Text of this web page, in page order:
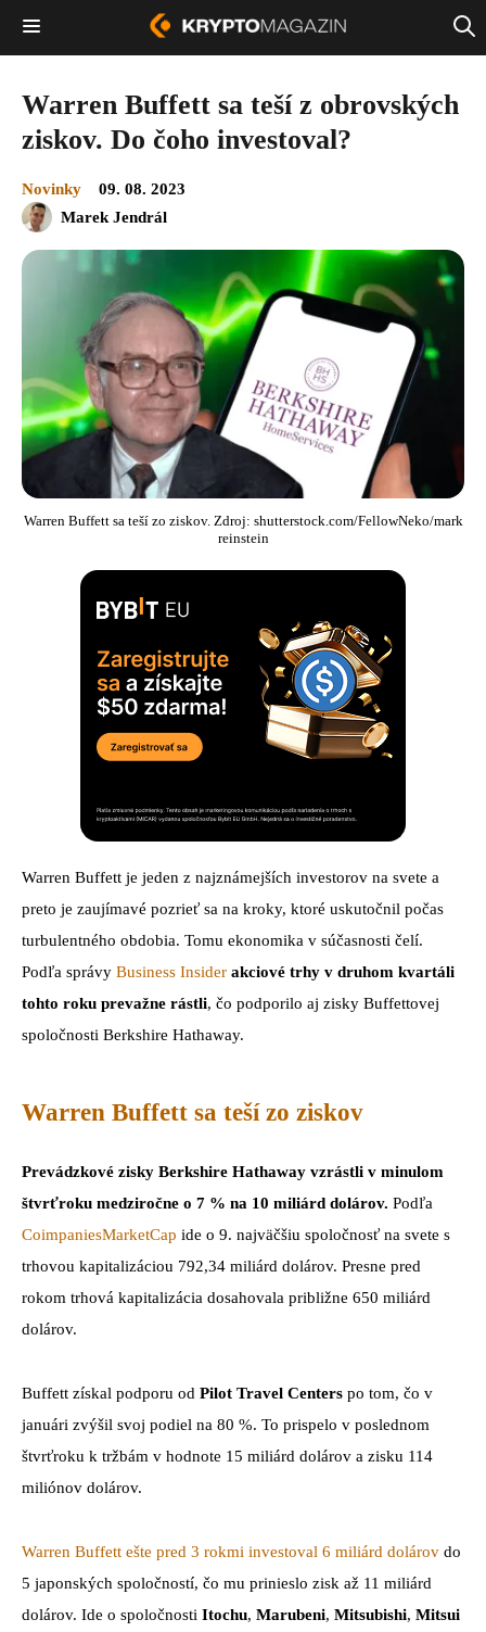
Warren Buffett sa teší z obrovských
ziskov. Do čoho investoval?
Novinky
09. 08. 2023
Marek Jendrál
Warren Buffett sa teší zo ziskov. Zdroj: shutterstock.com/FellowNeko/mark
reinstein
Warren Buffett je jeden z najznámejších investorov na svete a
preto je zaujímavé pozrieť sa na kroky, ktoré uskutočnil počas
turbulentného obdobia. Tomu ekonomika v súčasnosti čelí.
Podľa správy Business Insider akciové trhy v druhom kvartáli
tohto roku prevažne rástli, čo podporilo aj zisky Buffettovej
spoločnosti Berkshire Hathaway.
Warren Buffett sa teší zo ziskov
Prevádzkové zisky Berkshire Hathaway vzrástli v minulom
štvrťroku medziročne o 7 % na 10 miliárd dolárov. Podľa
CoimpaniesMarketCap ide o 9. najväčšiu spoločnosť na svete s
trhovou kapitalizáciou 792,34 miliárd dolárov. Presne pred
rokom trhová kapitalizácia dosahovala približne 650 miliárd
dolárov.
Buffett získal podporu od Pilot Travel Centers po tom, čo v
januári zvýšil svoj podiel na 80 %. To prispelo v poslednom
štvrťroku k tržbám v hodnote 15 miliárd dolárov a zisku 114
miliónov dolárov.
Warren Buffett ešte pred 3 rokmi investoval 6 miliárd dolárov do
5 japonských spoločností, čo mu prinieslo zisk až 11 miliárd
dolárov. Ide o spoločnosti Itochu, Marubeni, Mitsubishi, Mitsui